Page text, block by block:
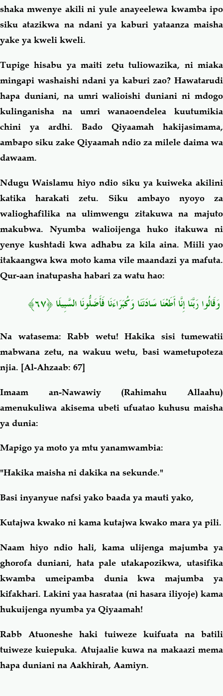
shaka mwenye akili ni yule anayeelewa kwamba ipo
siku atazikwa na ndani ya kaburi yataanza maisha
yake ya kweli kweli.
Tupige hisabu ya maiti zetu tuliowazika, ni miaka
mingapi washaishi ndani ya kaburi zao? Hawatarudi
hapa duniani, na umri walioishi duniani ni mdogo
kulinganisha na umri wanaoendelea kuutumikia
chini ya ardhi. Bado Qiyaamah hakijasimama,
ambapo siku zake Qiyaamah ndio za milele daima wa
dawaam.
Ndugu Waislamu hiyo ndio siku ya kuiweka akilini
katika harakati zetu. Siku ambayo nyoyo za
walioghafilika na ulimwengu zitakuwa na majuto
makubwa. Nyumba walioijenga huko itakuwa ni
yenye kushtadi kwa adhabu za kila aina. Miili yao
itakaangwa kwa moto kama vile maandazi ya mafuta.
Qur-aan inatupasha habari za watu hao:
وَقَالُوا رَبَّنَا إِنَّا أَطَعْنَا سَادَتَنَا وَكُبَرَاءَنَا فَأَضَلُّونَا السَّبِيلَا﴿٦٧﴾
Na watasema: Rabb wetu! Hakika sisi tumewatii
mabwana zetu, na wakuu wetu, basi wametupoteza
njia. [Al-Ahzaab: 67]
Imaam an-Nawawiy (Rahimahu Allaahu)
amenukuliwa akisema ubeti ufuatao kuhusu maisha
ya dunia:
Mapigo ya moto ya mtu yanamwambia:
"Hakika maisha ni dakika na sekunde."
Basi inyanyue nafsi yako baada ya mauti yako,
Kutajwa kwako ni kama kutajwa kwako mara ya pili.
Naam hiyo ndio hali, kama ulijenga majumba ya
ghorofa duniani, hata pale utakapozikwa, utasifika
kwamba umeipamba dunia kwa majumba ya
kifakhari. Lakiniyaahasrataa (ni hasara iliyoje) kama
hukuijenga nyumba ya Qiyaamah!
Rabb Atuoneshe haki tuiweze kuifuata na batili
tuiweze kuiepuka. Atujaalie kuwa na makaazi mema
hapa duniani na Aakhirah, Aamiyn.